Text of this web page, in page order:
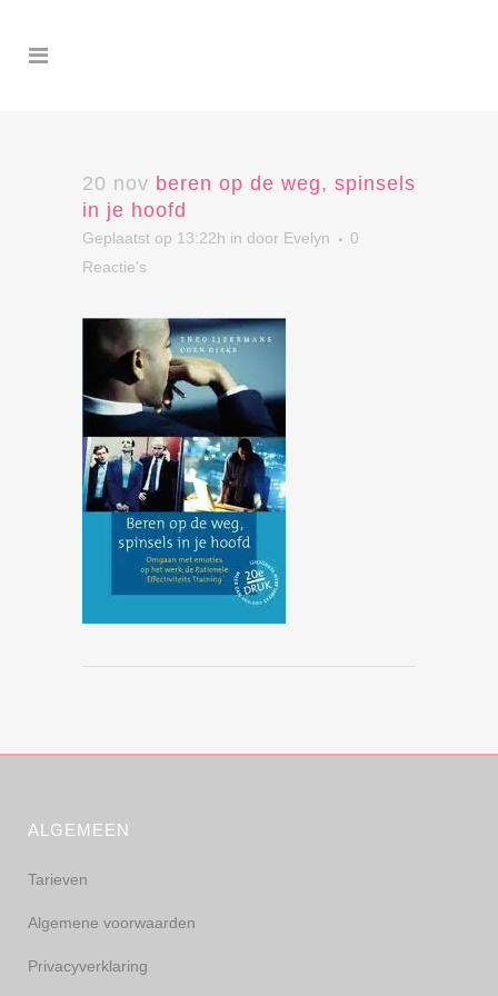
20 nov beren op de weg, spinsels
in je hoofd
Geplaatst op 13:22h in door Evelyn
0
Reactie's
ALGEMEEN
Tarieven
Algemene voorwaarden
Privacyverklaring